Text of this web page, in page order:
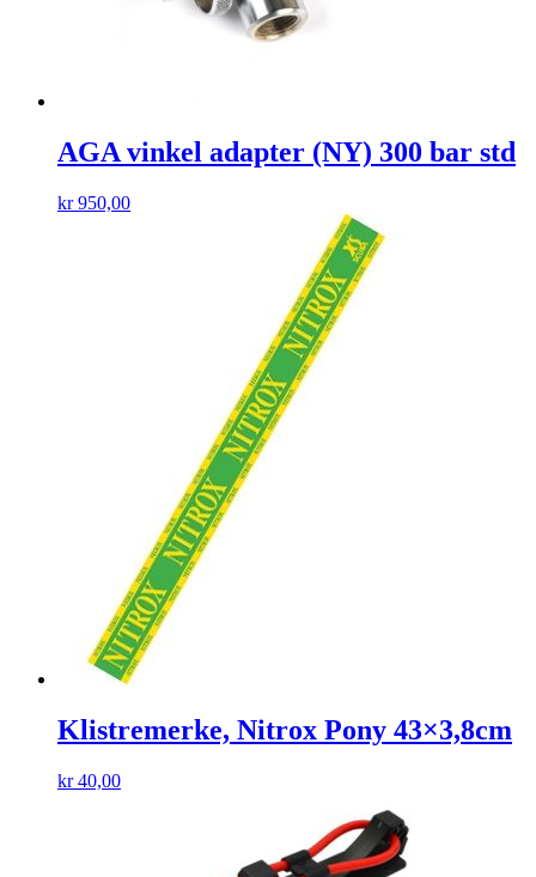
AGA vinkel adapter (NY) 300 bar std
kr950,00
Klistremerke, Nitrox Pony 43×3,8cm
kr40,00